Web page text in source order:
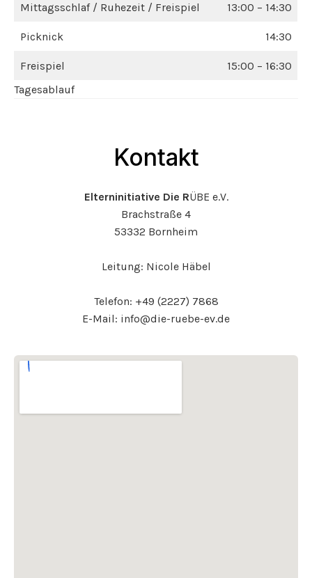
Mittagsschlaf / Ruhezeit / Freispiel 13:00 – 14:30
Picknick 14:30
Freispiel
15:00 – 16:30
Tagesablauf
Kontakt
Elterninitiative Die RÜBE e.V.
Brachstraße 4
53332 Bornheim
Leitung: Nicole Häbel
Telefon: +49 (2227) 7868
E-Mail: info@die-ruebe-ev.de